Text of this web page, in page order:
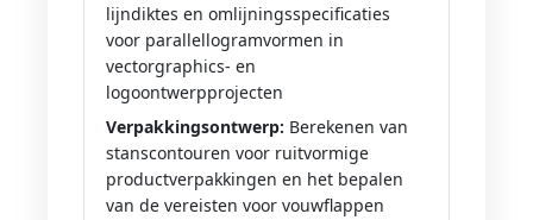
lijndiktes en omlijningsspecificaties
voor parallellogramvormen in
vectorgraphics- en
logoontwerpprojecten
Verpakkingsontwerp: Berekenen van
stanscontouren voor ruitvormige
productverpakkingen en het bepalen
van de vereisten voor vouwflappen